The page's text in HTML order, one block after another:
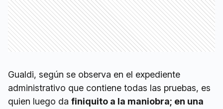
Gualdi, según se observa en el expediente
administrativo que contiene todas las pruebas, es
quien luego da finiquito a la maniobra; en una